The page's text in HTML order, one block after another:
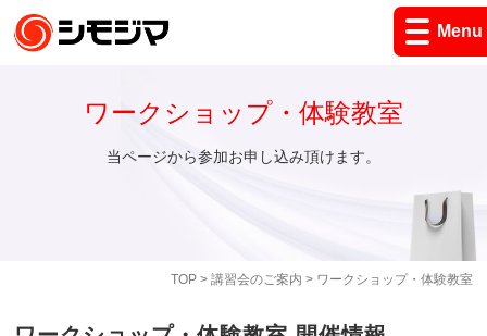
Menu
TOP> 講習会のご案内 > ワークショップ・体験教室
ワークショップ・体験教室
当ページから参加お申し込み頂けます。